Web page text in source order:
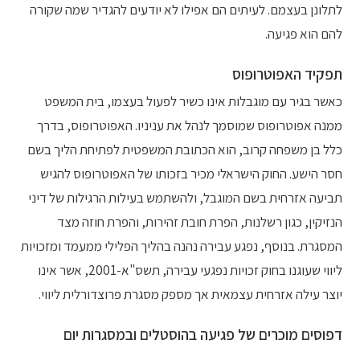
לתלונן בעצמם. לעיתים הם אפילו לא יודעים להגדיר שמה שקורה
להם הוא פגיעה.
תפקיד האפוטרופוס
כאשר בגיר עם מוגבלות אינו כשיר לפעול בעצמו, בית המשפט
ממנה אפוטרופוס שמוסמך לנהל את עניניו. האפוטרופוס, בדרך
כלל בן משפחה קרוב, הוא הכתובת המשפטית לפתיחת הליך בשם
חסר הישע. החוק הישראלי מכיר בזכותו של האפוטרופוס להגיש
תביעה אזרחית בשם המוגבל, ולהשתמש בעילות הרגילות של דיני
הנזיקין, כגון רשלנות, הפרת חובת זהירות, והפרת חוזה מצד
המסגרת. בנוסף, נפגע עבירה נהנה בהליך הפלילי ממעמד ומזכויות
ליווי שעוגנו בחוק זכויות נפגעי עבירה, תשס"א-2001, אשר אינו
יוצר עילה אזרחית עצמאית אך מספק מסגרת פרוצדורלית ליווי.
דפוסים מוכרים של פגיעה בהוסטלים ובמסגרות יום